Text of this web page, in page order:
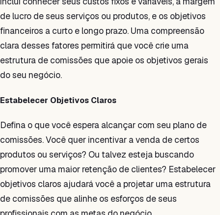
de lucro de seus serviços ou produtos, e os objetivos
financeiros a curto e longo prazo. Uma compreensão
clara desses fatores permitirá que você crie uma
estrutura de comissões que apoie os objetivos gerais
do seu negócio.
Estabelecer Objetivos Claros
Defina o que você espera alcançar com seu plano de
comissões. Você quer incentivar a venda de certos
produtos ou serviços? Ou talvez esteja buscando
promover uma maior retenção de clientes? Estabelecer
objetivos claros ajudará você a projetar uma estrutura
de comissões que alinhe os esforços de seus